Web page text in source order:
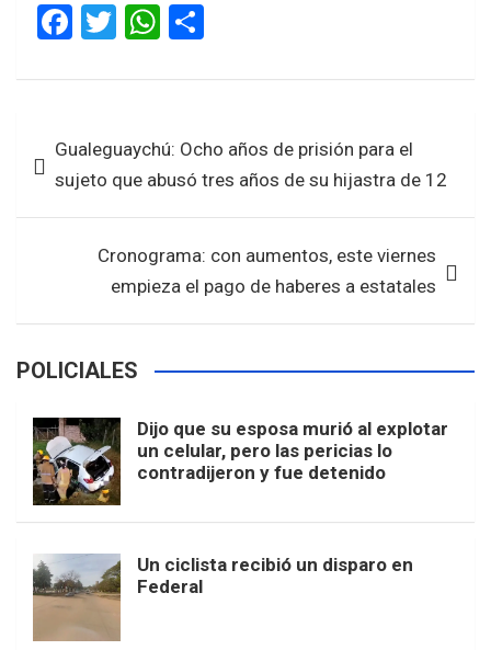
F
ce
o
o
k
T
tt
W
at
A
p
p
ar
de
entradas
Gualeguaychú: Ocho años de prisión para el
sujeto que abusó tres años de su hijastra de 12
Cronograma: con aumentos, este viernes
empieza el pago de haberes a estatales
POLICIALES
Dijo que su esposa murió al explotar
un celular, pero las pericias lo
contradijeron y fue detenido
Un ciclista recibió un disparo en
Federal